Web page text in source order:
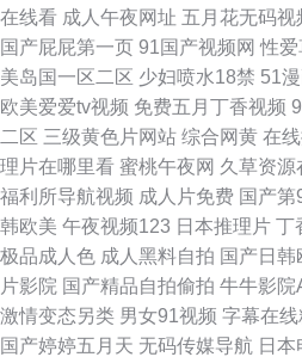
在线看 成人午夜网址 五月花无码视
国产屁屁第一页 91国产视频网 性
美岛国一区二区 少妇喷水18禁 51
欧美爱爱tv视频 免费五月丁香视频
二区 三级黄色片网站 综合网黄 在
理片在哪里看 蜜桃午夜网 久草资源
福利所导航视频 成人片免费 国产第
韩欧美 午夜视频123 日本推理片 丁
极品成人色 成人黑料自拍 国产日韩
片影院 国产精品自拍偷拍 牛牛影院
激情变态另类 男女91视频 字幕在
国产婷婷五月天 无码传媒导航 日本